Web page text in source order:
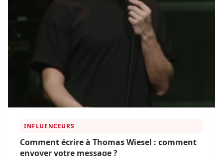
INFLUENCEURS
Comment écrire à Thomas Wiesel : comment
envoyer votre message ?